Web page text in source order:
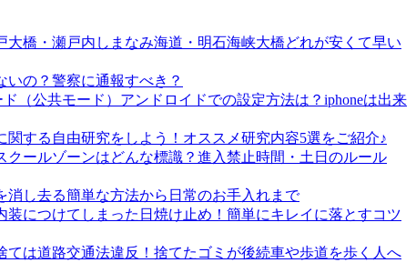
大橋・瀬戸内しまなみ海道・明石海峡大橋どれが安くて早い
の？警察に通報すべき？
（公共モード）アンドロイドでの設定方法は？iphoneは出来
関する自由研究をしよう！オススメ研究内容5選をご紹介♪
クールゾーンはどんな標識？進入禁止時間・土日のルール
消し去る簡単な方法から日常のお手入れまで
装につけてしまった日焼け止め！簡単にキレイに落とすコツ
ては道路交通法違反！捨てたゴミが後続車や歩道を歩く人へ